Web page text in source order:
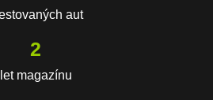
aut
3
let magazínu